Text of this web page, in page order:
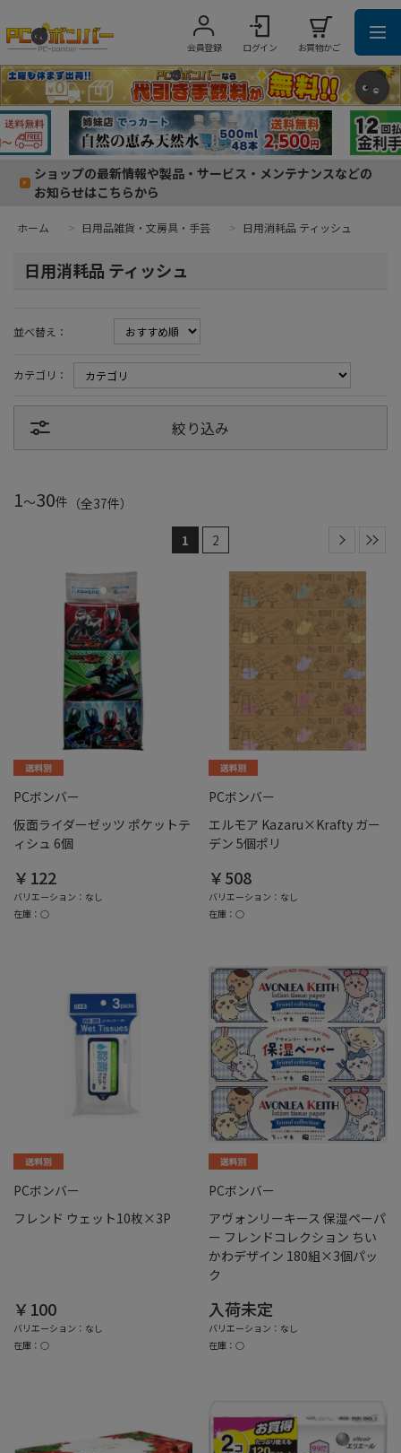
会員登録 ログイン お買物かご
ショップの最新情報や製品・サービス・メンテナンスなどの
お知らせはこちらから
ホーム > 日用品雑貨・文房具・手芸 > 日用消耗品 ティッシュ
日用消耗品 ティッシュ
並べ替え：
カテゴリ：
絞り込み
1～30件 （全37件）
1 2
PCボンバー
仮面ライダーゼッツ ポケットテ
ィシュ 6個
￥122
バリエーション：なし
在庫：○
PCボンバー
エルモア Kazaru×Krafty ガー
デン 5個ポリ
￥508
バリエーション：なし
在庫：○
PCボンバー
フレンド ウェット10枚×3P
￥100
バリエーション：なし
在庫：○
PCボンバー
アヴォンリーキース 保湿ペーパ
ー フレンドコレクション ちい
かわデザイン 180組×3個パッ
ク
入荷未定
バリエーション：なし
在庫：○